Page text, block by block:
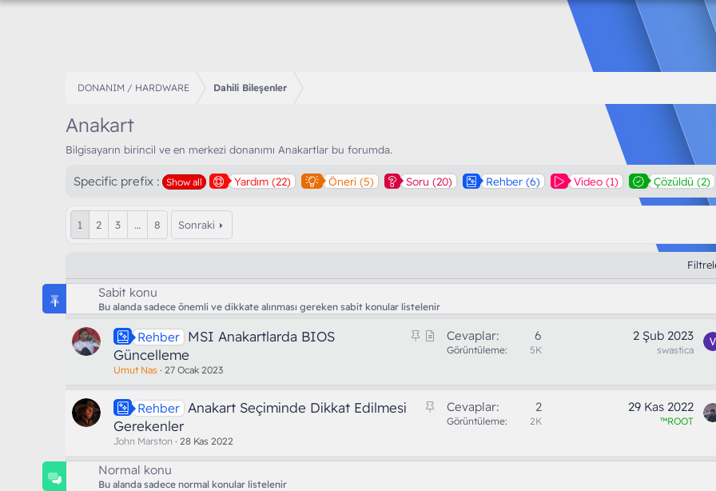
DONANIM / HARDWARE Dahili Bileşenler
Anakart
Bilgisayarın birincil ve en merkezi donanımı Anakartlar bu forumda.
Specific prefix : Show all Yardım (22) Öneri (5) Soru (20) Rehber (6) Video (1) Çözüldü (2)
1 2 3 … 8 Sonraki
Sabit konu
Bu alanda sadece önemli ve dikkate alınması gereken sabit konular listelenir
S
M
l
Rehber MSI Anakartlarda BIOS
Güncelleme
Umut Nas 27 Ocak 2023
Cevaplar 6
Görüntüleme 5K
2 Şub 2023
swastica
S
Rehber Anakart Seçiminde Dikkat Edilmesi
Gerekenler
John Marston 28 Kas 2022
Cevaplar 2
Görüntüleme 2K
29 Kas 2022
™ROOT
Normal konu
Bu alanda sadece normal konular listelenir